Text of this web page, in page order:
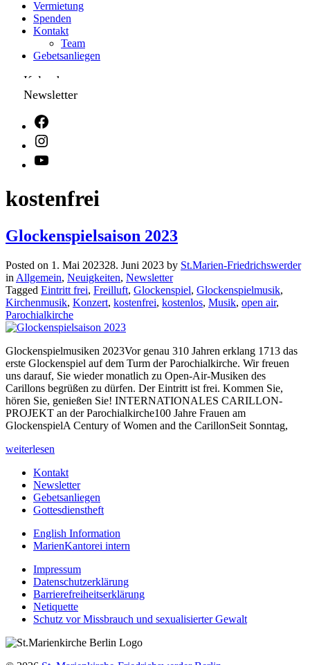
Vermietung
Spenden
Kontakt
Team
Gebetsanliegen
Kalender
Newsletter
kostenfrei
Glockenspielsaison 2023
Posted on 1. Mai 202328. Juni 2023 by St.Marien-Friedrichswerder
in Allgemein, Neuigkeiten, Newsletter
Tagged Eintritt frei, Freilluft, Glockenspiel, Glockenspielmusik,
Kirchenmusik, Konzert, kostenfrei, kostenlos, Musik, open air,
Parochialkirche
Glockenspielmusiken 2023Vor genau 310 Jahren erklang 1713 das
erste Glockenspiel auf dem Turm der Parochialkirche. Wir freuen
uns darauf, Sie wieder monatlich zu Open-Air-­Musiken des
Carillons begrüßen zu dürfen. Der Eintritt ist frei. Kommen Sie,
hören Sie, genießen Sie! INTERNATIONALES CARILLON-
PROJEKT an der Parochialkirche100 Jahre Frauen am
GlockenspielA Century of Women and the CarillonSeit Sonntag,
weiterlesen
Kontakt
Newsletter
Gebetsanliegen
Gottesdienstheft
English Information
MarienKantorei intern
Impressum
Datenschutzerklärung
Barrierefreiheitserklärung
Netiquette
Schutz vor Missbrauch und sexualisierter Gewalt